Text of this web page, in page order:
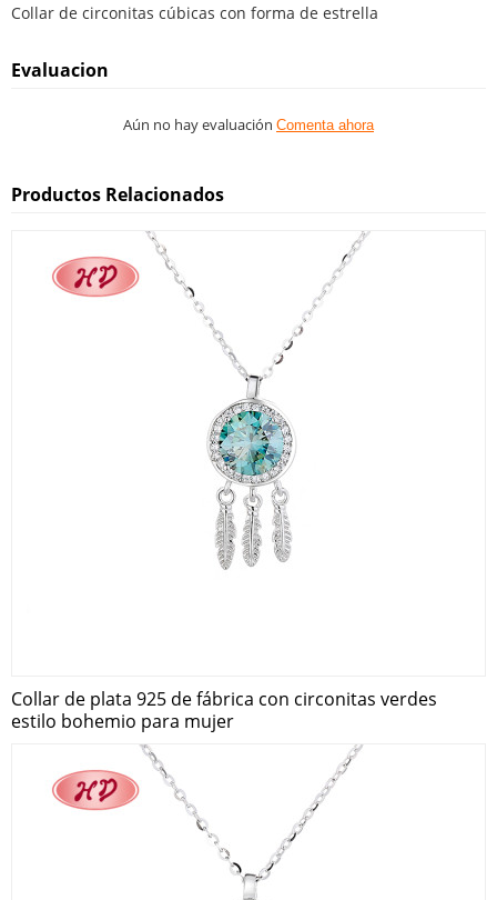
Collar de circonitas cúbicas con forma de estrella
Evaluacion
Aún no hay evaluación Comenta ahora
Productos Relacionados
Collar de plata 925 de fábrica con circonitas verdes
estilo bohemio para mujer